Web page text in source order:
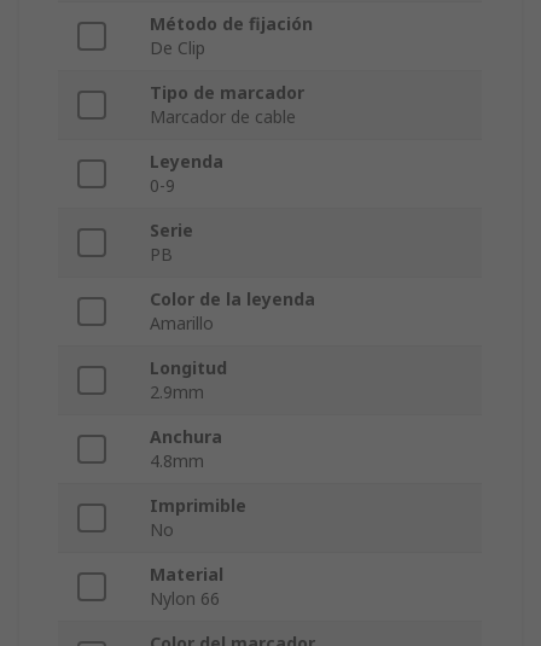
Método de fijación
De Clip
Tipo de marcador
Marcador de cable
Leyenda
0-9
Serie
PB
Color de la leyenda
Amarillo
Longitud
2.9mm
Anchura
4.8mm
Imprimible
No
Material
Nylon 66